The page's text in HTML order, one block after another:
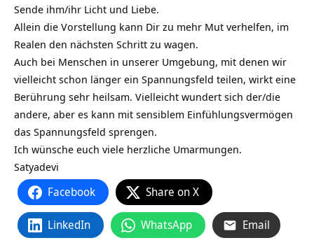
Sende ihm/ihr Licht und Liebe.
Allein die Vorstellung kann Dir zu mehr Mut verhelfen, im
Realen den nächsten Schritt zu wagen.
Auch bei Menschen in unserer Umgebung, mit denen wir
vielleicht schon länger ein Spannungsfeld teilen, wirkt eine
Berührung sehr heilsam. Vielleicht wundert sich der/die
andere, aber es kann mit sensiblem Einfühlungsvermögen
das Spannungsfeld sprengen.
Ich wünsche euch viele herzliche Umarmungen.
Satyadevi
Facebook Share on X
LinkedIn WhatsApp Email